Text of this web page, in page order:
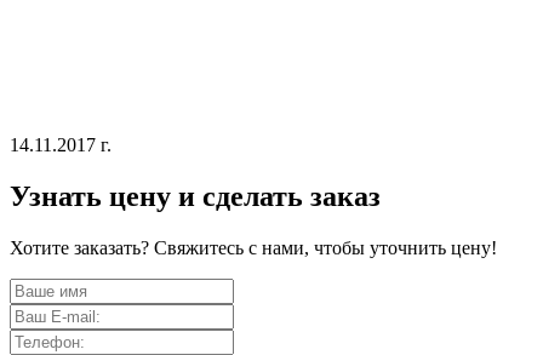
14.11.2017 г.
Узнать цену и сделать заказ
Хотите заказать? Свяжитесь с нами, чтобы уточнить цену!